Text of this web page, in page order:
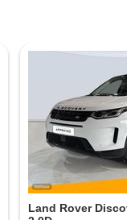
Land Rover